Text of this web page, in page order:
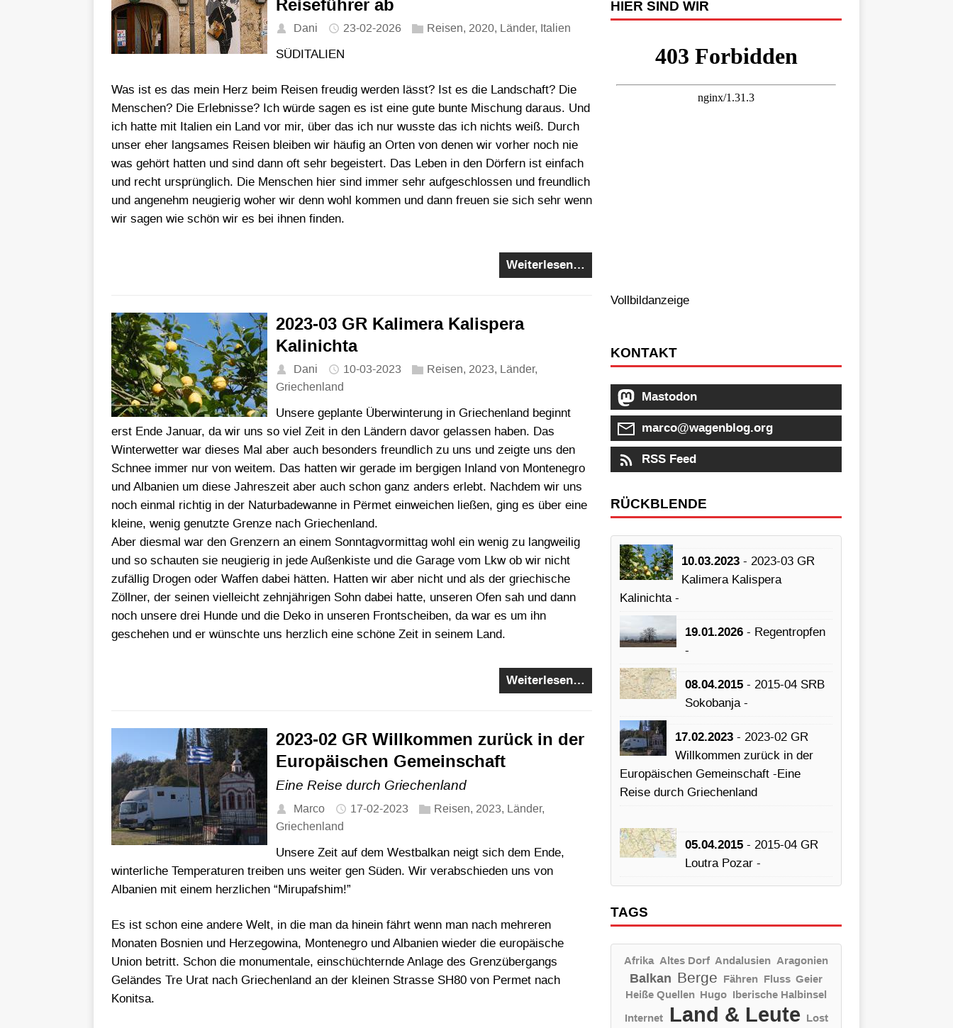
Reiseführer ab
Dani 23-02-2026 Reisen, 2020, Länder, Italien
SÜDITALIEN
Was ist es das mein Herz beim Reisen freudig werden lässt? Ist es die Landschaft? Die
Menschen? Die Erlebnisse? Ich würde sagen es ist eine gute bunte Mischung daraus. Und
ich hatte mit Italien ein Land vor mir, über das ich nur wusste das ich nichts weiß. Durch
unser eher langsames Reisen bleiben wir häufig an Orten von denen wir vorher noch nie
was gehört hatten und sind dann oft sehr begeistert. Das Leben in den Dörfern ist einfach
und recht ursprünglich. Die Menschen hier sind immer sehr aufgeschlossen und freundlich
und angenehm neugierig woher wir denn wohl kommen und dann freuen sie sich sehr wenn
wir sagen wie schön wir es bei ihnen finden.
Weiterlesen…
2023-03 GR Kalimera Kalispera
Kalinichta
Dani 10-03-2023 Reisen, 2023, Länder,
Griechenland
Unsere geplante Überwinterung in Griechenland beginnt
erst Ende Januar, da wir uns so viel Zeit in den Ländern davor gelassen haben. Das
Winterwetter war dieses Mal aber auch besonders freundlich zu uns und zeigte uns den
Schnee immer nur von weitem. Das hatten wir gerade im bergigen Inland von Montenegro
und Albanien um diese Jahreszeit aber auch schon ganz anders erlebt. Nachdem wir uns
noch einmal richtig in der Naturbadewanne in Përmet einweichen ließen, ging es über eine
kleine, wenig genutzte Grenze nach Griechenland.
Aber diesmal war den Grenzern an einem Sonntagvormittag wohl ein wenig zu langweilig
und so schauten sie neugierig in jede Außenkiste und die Garage vom Lkw ob wir nicht
zufällig Drogen oder Waffen dabei hätten. Hatten wir aber nicht und als der griechische
Zöllner, der seinen vielleicht zehnjährigen Sohn dabei hatte, unseren Ofen sah und dann
noch unsere drei Hunde und die Deko in unseren Frontscheiben, da war es um ihn
geschehen und er wünschte uns herzlich eine schöne Zeit in seinem Land.
Weiterlesen…
2023-02 GR Willkommen zurück in der
Europäischen Gemeinschaft
Eine Reise durch Griechenland
Marco 17-02-2023 Reisen, 2023, Länder,
Griechenland
Unsere Zeit auf dem Westbalkan neigt sich dem Ende,
winterliche Temperaturen treiben uns weiter gen Süden. Wir verabschieden uns von
Albanien mit einem herzlichen “Mirupafshim!”
Es ist schon eine andere Welt, in die man da hinein fährt wenn man nach mehreren
Monaten Bosnien und Herzegowina, Montenegro und Albanien wieder die europäische
Union betritt. Schon die monumentale, einschüchternde Anlage des Grenzübergangs
Geländes Tre Urat nach Griechenland an der kleinen Strasse SH80 von Permet nach
Konitsa.
HIER SIND WIR
Vollbildanzeige
KONTAKT
Mastodon
marco@wagenblog.org
RSS Feed
RÜCKBLENDE
10.03.2023- 2023-03 GR
Kalimera Kalispera
Kalinichta -
19.01.2026- Regentropfen
-
08.04.2015- 2015-04 SRB
Sokobanja -
17.02.2023- 2023-02 GR
Willkommen zurück in der
Europäischen Gemeinschaft -Eine
Reise durch Griechenland
05.04.2015- 2015-04 GR
Loutra Pozar -
TAGS
Afrika Altes Dorf Andalusien Aragonien
Balkan Berge Fähren Fluss Geier
Heiße Quellen Hugo Iberische Halbinsel
Internet
Land & Leute Lost